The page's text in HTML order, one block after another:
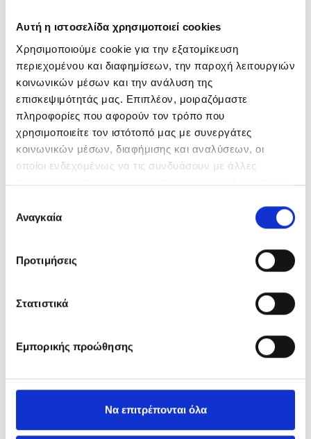
Αυτή η ιστοσελίδα χρησιμοποιεί cookies
Χρησιμοποιούμε cookie για την εξατομίκευση
περιεχομένου και διαφημίσεων, την παροχή λειτουργιών
κοινωνικών μέσων και την ανάλυση της
επισκεψιμότητάς μας. Επιπλέον, μοιραζόμαστε
πληροφορίες που αφορούν τον τρόπο που
χρησιμοποιείτε τον ιστότοπό μας με συνεργάτες
κοινωνικών μέσων, διαφήμισης και αναλύσεων, οι
οποίοι ενδεχομένως να τις συνδυάσουν με άλλες
πληροφορίες που τους έχετε παραχωρήσει ή τις οποίες
των υπηρεσιών τους.
συγκατάθεσης
Αναγκαία
Προτιμήσεις
Στατιστικά
Εμπορικής προώθησης
Να επιτρέπονται όλα
SMD A BULBS DIM
SMD CANDLE BULBS DIM
SMD GOLF BULBS DIM
SMD GU10 BULBS DIM
CANDLE BULBS E14 DIM
CANDLE BULBS E27 DIM
GOLF BULBS E14 DIM
FILAMENT A BULBS
FILAMENT CANDLE BULBS